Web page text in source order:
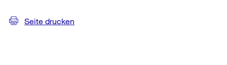
Seite drucken